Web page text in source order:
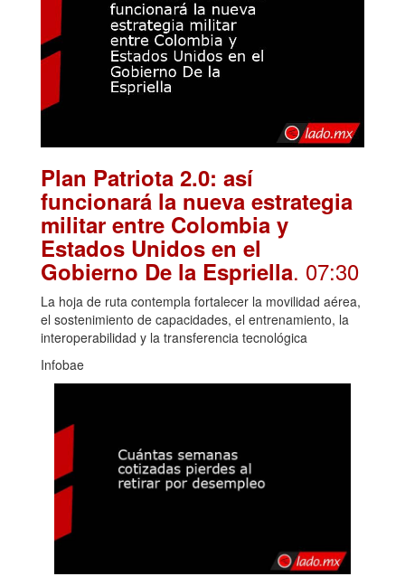
Plan Patriota 2.0: así
funcionará la nueva estrategia
militar entre Colombia y
Estados Unidos en el
Gobierno De la Espriella. 07:30
La hoja de ruta contempla fortalecer la movilidad aérea,
el sostenimiento de capacidades, el entrenamiento, la
interoperabilidad y la transferencia tecnológica
Infobae